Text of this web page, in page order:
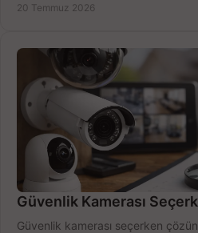
20 Temmuz 2026
Güvenlik Kamerası
Güvenlik kamerası seçerken